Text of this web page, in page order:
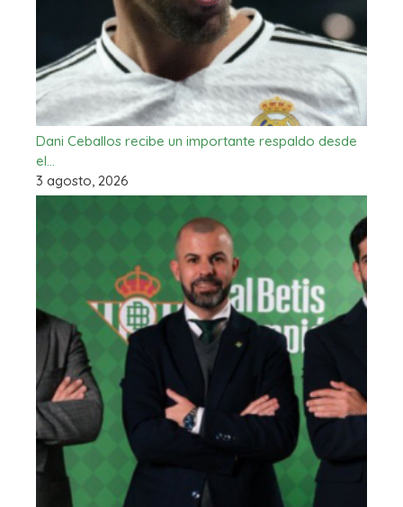
Dani Ceballos recibe un importante respaldo desde
el…
3 agosto, 2026